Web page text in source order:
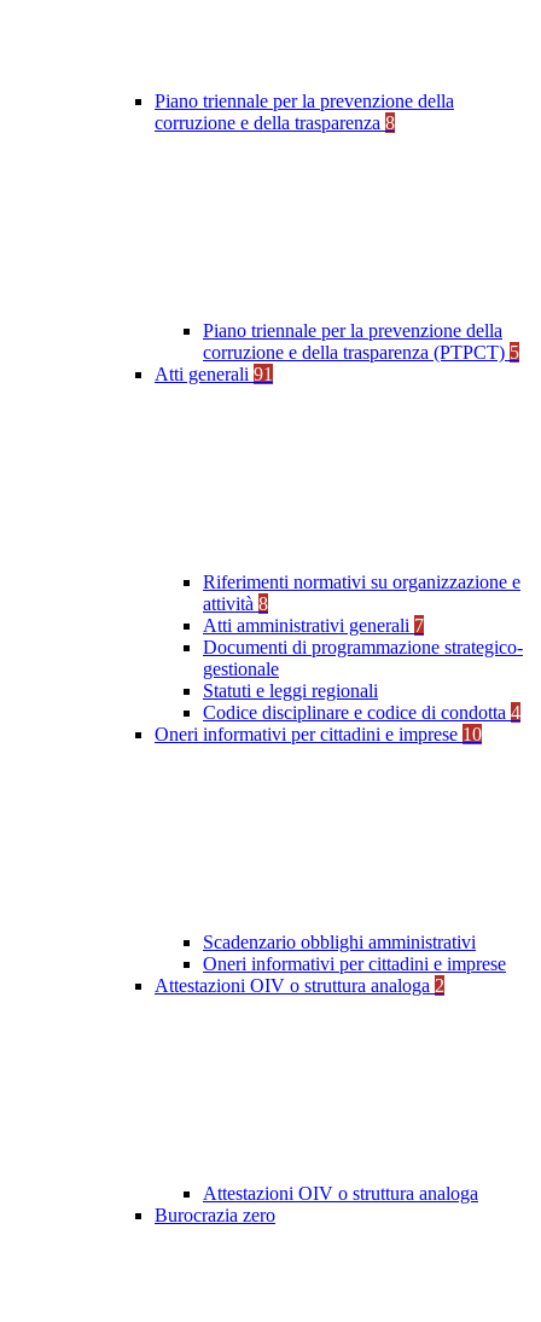
Piano triennale per la prevenzione della
corruzione e della trasparenza 8
Piano triennale per la prevenzione della
corruzione e della trasparenza (PTPCT) 5
Atti generali 91
Riferimenti normativi su organizzazione e
attività 8
Atti amministrativi generali 7
Documenti di programmazione strategico-
gestionale
Statuti e leggi regionali
Codice disciplinare e codice di condotta 4
Oneri informativi per cittadini e imprese 10
Scadenzario obblighi amministrativi
Oneri informativi per cittadini e imprese
Attestazioni OIV o struttura analoga 2
Attestazioni OIV o struttura analoga
Burocrazia zero